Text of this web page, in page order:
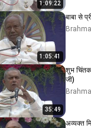
1:09:22
1:05:41
35:49
शुभ चिंतक, शुभ चिंतन -
जी)